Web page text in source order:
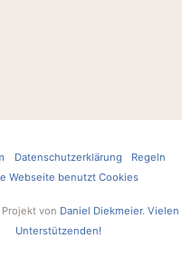
Datenschutzerklärung
Regeln
Webseite benutzt Cookies
von Daniel Diekmeier. Vielen
Unterstützenden!